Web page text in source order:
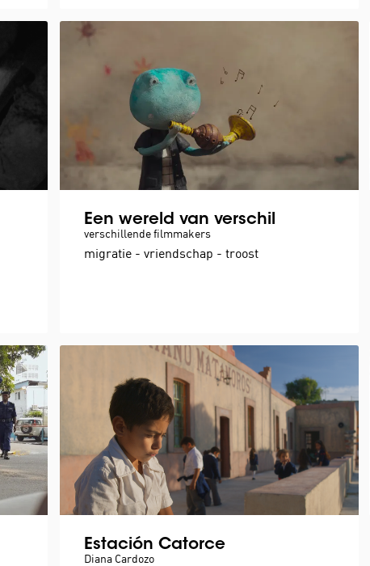
Een wereld van verschil
verschillende filmmakers
migratie - vriendschap - troost
Estación Catorce
Diana Cardozo